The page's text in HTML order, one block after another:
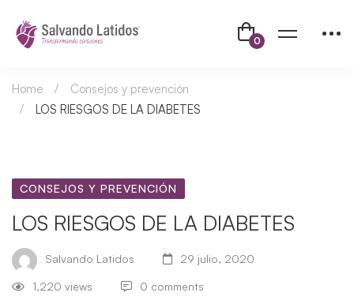
Home
Consejos y prevención
LOS RIESGOS DE LA DIABETES
CONSEJOS Y PREVENCIÓN
LOS RIESGOS DE LA DIABETES
Salvando Latidos 29 julio, 2020
1,220 views 0 comments